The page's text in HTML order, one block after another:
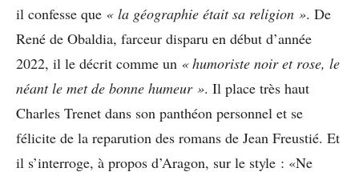
il confesse que « la géographie était sa religion ». De
René de Obaldia, farceur disparu en début d’année
2022, il le décrit comme un « humoriste noir et rose, le
néant le met de bonne humeur ». Il place très haut
Charles Trenet dans son panthéon personnel et se
félicite de la reparution des romans de Jean Freustié. Et
il s’interroge, à propos d’Aragon, sur le style : «Ne